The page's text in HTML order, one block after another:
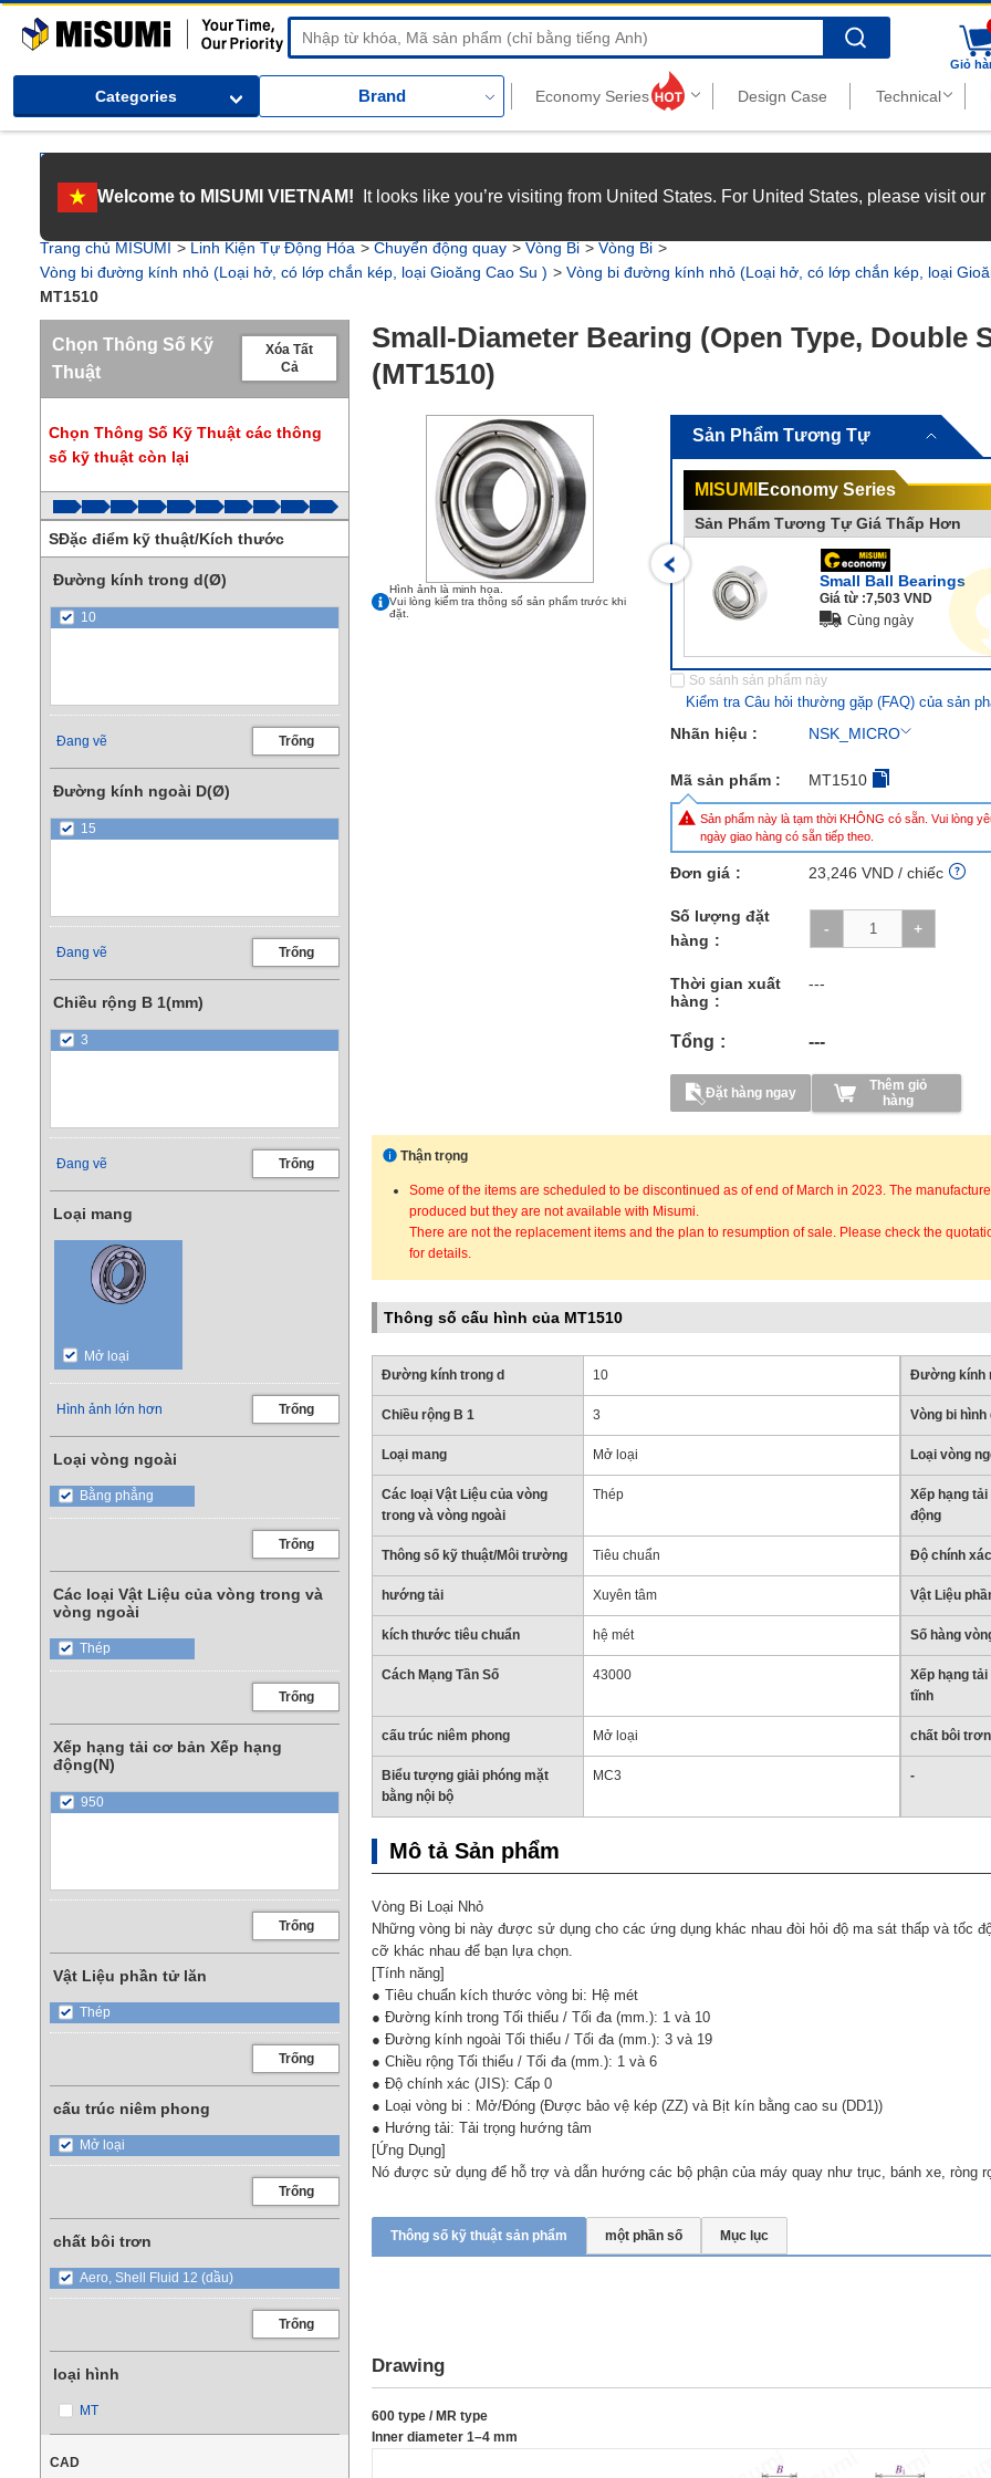
MiSUMi
Search
Giỏ
Categories Brand
Welcome to MISUMI VIETNAM! It looks like you’re visiting from United States. For United States, please visit
[Recruitment] We're hiring! Grab your ultimate career opportunity & enjoy top-tier benefits at MISUMI Vietnam.See more
Trang chủ MISUMI Linh Kiện Tự Động Hóa Chuyển động quay Vòng Bi
Vòng Bi
Vòng bi đường kính nhỏ (Loại hở, có lớp chắn kép, loại Gioăng Cao Su )
Vòng bi đường kính nhỏ (Loại hở, có lớp chắn kép, loại
MT1510
Chọn Thông Số Kỹ
Thuật
Xóa Tất
Cả
Chọn Thông Số Kỹ Thuật các thông
số kỹ thuật còn lại
SĐặc điểm kỹ thuật/Kích thước
Đường kính trong d(Ø)
10
Đang vẽ Trống
Đường kính ngoài D(Ø)
15
Đang vẽ Trống
Chiều rộng B 1(mm)
3
Đang vẽ Trống
Loại mang
Mở loại
Hình ảnh lớn hơn Trống
Loại vòng ngoài
Bằng phẳng
Trống
Các loại Vật Liệu của vòng trong và
vòng ngoài
Thép
Trống
Xếp hạng tải cơ bản Xếp hạng
động(N)
950
Trống
Vật Liệu phần tử lăn
Thép
Trống
cấu trúc niêm phong
Mở loại
Trống
chất bôi trơn
Aero, Shell Fluid 12 (dầu)
Trống
loại hình
MT
CAD
Small-Diameter Bearing (Open Type, Double
(MT1510)
Hình ảnh là minh họa.
Vui lòng kiểm tra thông số sản phẩm trước khi
đặt.
Sản Phẩm Tương Tự
MISUMI Economy Series
Sản Phẩm Tương Tự Giá Thấp Hơn
Small Ball Bearings
Giá từ :7,503 VND
Cùng ngày
So sánh sản phẩm này
Kiểm tra Câu hỏi thường gặp (FAQ) của sản
Nhãn hiệu : NSK_MICRO
Mã sản phẩm : MT1510
Sản phẩm này là tạm thời KHÔNG có sẵn. Vui lòng
ngày giao hàng có sẵn tiếp theo.
Đơn giá 23,246 VND / chiếc
Số lượng đặt
hàng
Thời gian xuất
hàng
---
Tổng ---
Đặt hàng ngay
Thêm giỏ
hàng
Thận trọng
Some of the items are scheduled to be discontinued as of end of March in 2023. The
produced but they are not available with Misumi.
There are not the replacement items and the plan to resumption of sale. Please check the
for details.
Thông số cấu hình của MT1510
Đường kính trong d 10 Đường kính
Chiều rộng B 1 3 Vòng bi hình
Loại mang Mở loại Loại vòng
Các loại Vật Liệu của vòng
trong và vòng ngoài
Thép
Xếp hạng
động
Thông số kỹ thuật/Môi trường Tiêu chuẩn Độ chính
hướng tải Xuyên tâm Vật Liệu
kích thước tiêu chuẩn hệ mét Số hàng
Cách Mạng Tần Số 43000
Xếp hạng
tĩnh
cấu trúc niêm phong Mở loại chất bôi trơn
Biểu tượng giải phóng mặt
bằng nội bộ
MC3 -
Mô tả Sản phẩm
Vòng Bi Loại Nhỏ
Những vòng bi này được sử dụng cho các ứng dụng khác nhau đòi hỏi độ ma sát thấp và tốc
cỡ khác nhau để bạn lựa chọn.
[Tính năng]
● Tiêu chuẩn kích thước vòng bi: Hệ mét
● Đường kính trong Tối thiểu / Tối đa (mm.): 1 và 10
● Đường kính ngoài Tối thiểu / Tối đa (mm.): 3 và 19
● Chiều rộng Tối thiểu / Tối đa (mm.): 1 và 6
● Độ chính xác (JIS): Cấp 0
● Loại vòng bi : Mở/Đóng (Được bảo vệ kép (ZZ) và Bịt kín bằng cao su (DD1))
● Hướng tải: Tải trọng hướng tâm
[Ứng Dụng]
Nó được sử dụng để hỗ trợ và dẫn hướng các bộ phận của máy quay như trục, bánh xe, ròng
Thông số kỹ thuật sản phẩm một phần số Mục lục
Drawing
600 type / MR type
Inner diameter 1–4 mm